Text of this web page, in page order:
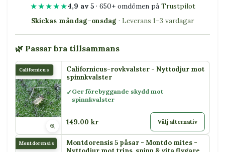
★★★★★4,9 av 5· 650+ omdömen på Trustpilot
Skickas måndag–onsdag · Leverans 1–3 vardagar
🌿 Passar bra tillsammans
Californicus
Californicus-rovkvalster - Nyttodjur mot
spinnkvalster
Ger förebyggande skydd mot
spinnkvalster
149.00 kr Välj alternativ
Montdorensis
Montdorensis 5 påsar - Montdo mites -